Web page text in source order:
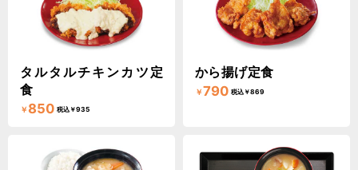
タルタルチキンカツ定
食
￥850 税込￥935
から揚げ定食
￥790 税込￥869